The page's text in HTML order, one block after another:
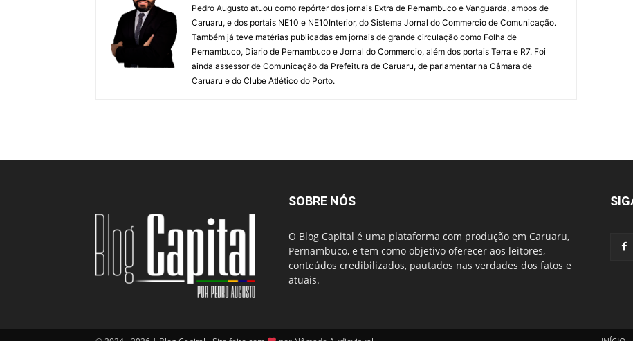
Pedro Augusto atuou como repórter dos jornais Extra de Pernambuco e Vanguarda, ambos de
Caruaru, e dos portais NE10 e NE10Interior, do Sistema Jornal do Commercio de Comunicação.
Também já teve matérias publicadas em jornais de grande circulação como Folha de
Pernambuco, Diario de Pernambuco e Jornal do Commercio, além dos portais Terra e R7. Foi
ainda assessor de Comunicação da Prefeitura de Caruaru, de parlamentar na Câmara de
Caruaru e do Clube Atlético do Porto.
SOBRE NÓS
O Blog Capital é uma plataforma com produção em Caruaru,
Pernambuco, e tem como objetivo oferecer aos leitores,
conteúdos credibilizados, pautados nas verdades dos fatos e
atuais.